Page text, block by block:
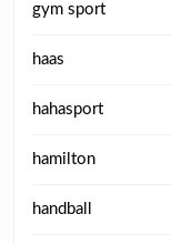
gym sport
haas
hahasport
hamilton
handball